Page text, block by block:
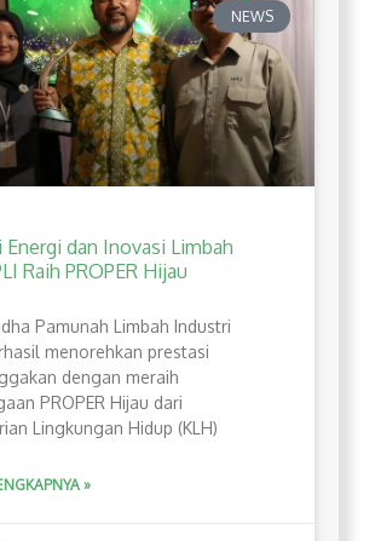
NEWS
Energi dan Inovasi Limbah
Raih PROPER Hijau
Pamunah Limbah Industri
menorehkan prestasi
dengan meraih
PROPER Hijau dari
Lingkungan Hidup (KLH)
»